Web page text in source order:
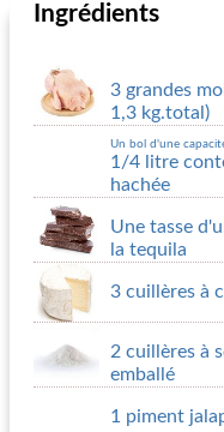
Ingrédients
3 grandes
1,3 kg.total)
Un bol d'une
1/4 litre
hachée
Une tasse
la tequila
3 cuillères à
2 cuillères à
emballé
1 piment